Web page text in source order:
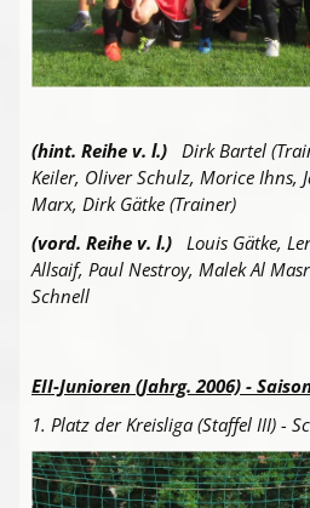
(hint. Reihe v. l.) Dirk Bartel
Keiler, Oliver Schulz, Morice Ihns,
Marx, Dirk Gätke (Trainer)
(vord. Reihe v. l.) Louis Gätke,
Allsaif, Paul Nestroy, Malek Al
Schnell
EII-Junioren (Jahrg. 2006) -
1. Platz der Kreisliga (Staffel III) -